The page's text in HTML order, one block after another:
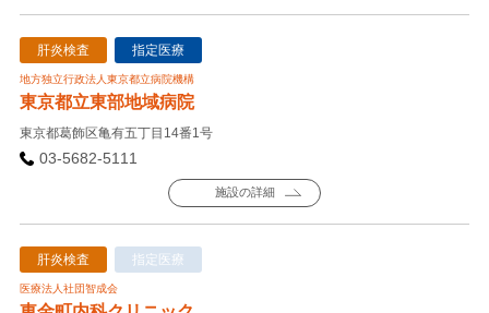
肝炎検査 指定医療
地方独立行政法人東京都立病院機構
東京都立東部地域病院
東京都葛飾区亀有五丁目14番1号
03-5682-5111
施設の詳細
肝炎検査 指定医療
医療法人社団智成会